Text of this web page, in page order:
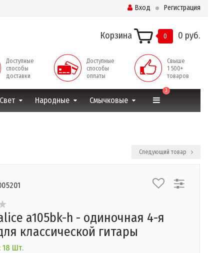
Вход Регистрация
Корзина 0 0 руб.
Доступные
способы
доставки
Доступные
способы
оплаты
Свыше
1 500+
товаров
Свет Народные Смычковые
3
Следующий товар
a105bk-h - одиночная 4-я
классической гитары
18 Шт.